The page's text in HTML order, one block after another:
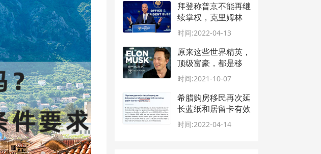
拜登称普京不能再继
续掌权，克里姆林
宫：这不是由拜登决
定的
时间:2022-04-13
原来这些世界精英，
顶级富豪，都是移
民！
时间:2021-10-07
希腊购房移民再次延
长蓝纸和居留卡有效
期
时间:2022-04-14